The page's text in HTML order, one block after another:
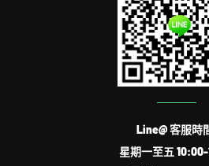
Line@ 客服時
星期一至五